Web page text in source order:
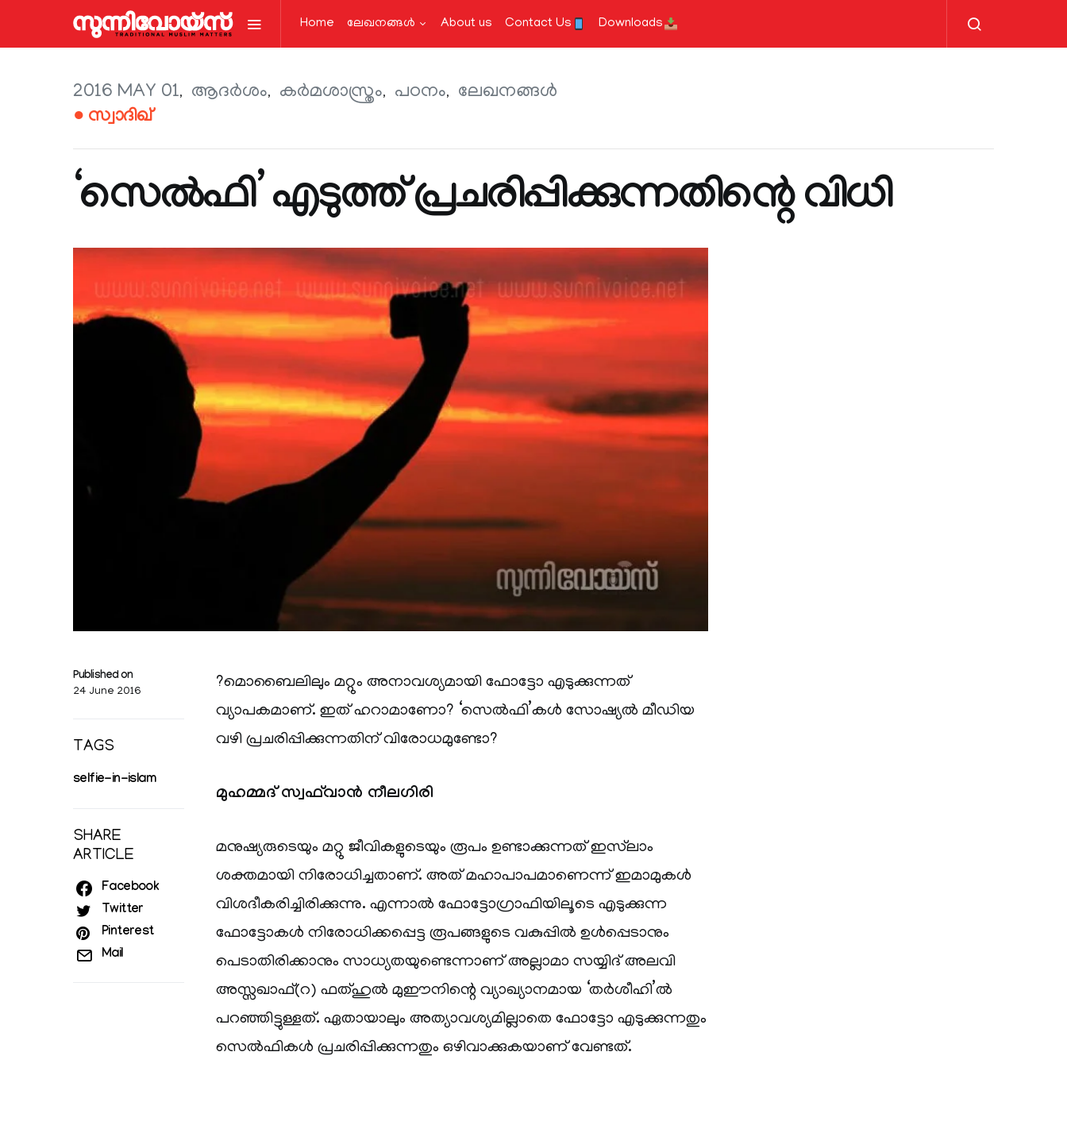
Home ലേഖനങ്ങള്‍ About us Contact Us Downloads
2016 MAY 01 ആദര്‍ശം കര്‍മശാസ്ത്രം പഠനം ലേഖനങ്ങള്‍
● സ്വാദിഖ്
‘സെൽഫി’ എടുത്ത് പ്രചരിപ്പിക്കുന്നതിന്റെ വിധി
Published on
24 June 2016
TAGS
selfie-in-islam
SHARE
ARTICLE
Facebook
Twitter
Pinterest
Mail
?മൊബൈലിലും മറ്റും അനാവശ്യമായി ഫോട്ടോ എടുക്കുന്നത്
വ്യാപകമാണ്. ഇത് ഹറാമാണോ? ‘സെൽഫി’കൾ സോഷ്യൽ മീഡിയ
വഴി പ്രചരിപ്പിക്കുന്നതിന് വിരോധമുണ്ടോ?
മുഹമ്മദ് സ്വഫ്‌വാൻ നീലഗിരി
മനുഷ്യരുടെയും മറ്റു ജീവികളുടെയും രൂപം ഉണ്ടാക്കുന്നത് ഇസ്‌ലാം
ശക്തമായി നിരോധിച്ചതാണ്. അത് മഹാപാപമാണെന്ന് ഇമാമുകൾ
വിശദീകരിച്ചിരിക്കുന്നു. എന്നാൽ ഫോട്ടോഗ്രാഫിയിലൂടെ എടുക്കുന്ന
ഫോട്ടോകൾ നിരോധിക്കപ്പെട്ട രൂപങ്ങളുടെ വകുപ്പിൽ ഉൾപ്പെടാനും
പെടാതിരിക്കാനും സാധ്യതയുണ്ടെന്നാണ് അല്ലാമാ സയ്യിദ് അലവി
അസ്സഖാഫ്(റ) ഫത്ഹുൽ മുഈനിന്റെ വ്യാഖ്യാനമായ ‘തർശീഹി’ൽ
പറഞ്ഞിട്ടുള്ളത്. ഏതായാലും അത്യാവശ്യമില്ലാതെ ഫോട്ടോ എടുക്കുന്നതും
സെൽഫികൾ പ്രചരിപ്പിക്കുന്നതും ഒഴിവാക്കുകയാണ് വേണ്ടത്.